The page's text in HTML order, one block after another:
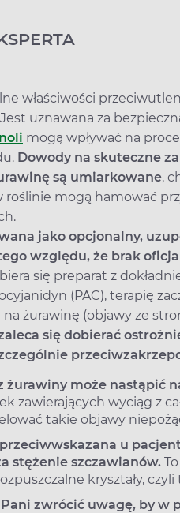
właściwości
uznawana za
mogą wpływać na
Dowody na skuteczne
są umiarkowane,
roślinie mogą hamować
jako opcjonalny,
względu, że brak
się preparat z
(PAC), terapię
żurawinę (objawy ze
się dobierać
żurawiny może nastąpić
zawierających wyciąg z
takie objawy
u
stężenie szczawianów.
kryształy,
zwrócić uwagę, by w